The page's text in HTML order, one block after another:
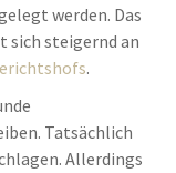
werden. Das
steigernd an
.
Tatsächlich
Allerdings